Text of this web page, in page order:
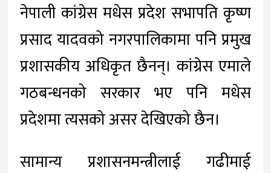
नेपाली कांग्रेस मधेस प्रदेश सभापति कृष्ण
प्रसाद यादवको नगरपालिकामा पनि प्रमुख
प्रशासकीय अधिकृत छैनन्। कांग्रेस एमाले
गठबन्धनको सरकार भए पनि मधेस
प्रदेशमा त्यसको असर देखिएको छैन।
सामान्य प्रशासनमन्त्रीलाई गढीमाई